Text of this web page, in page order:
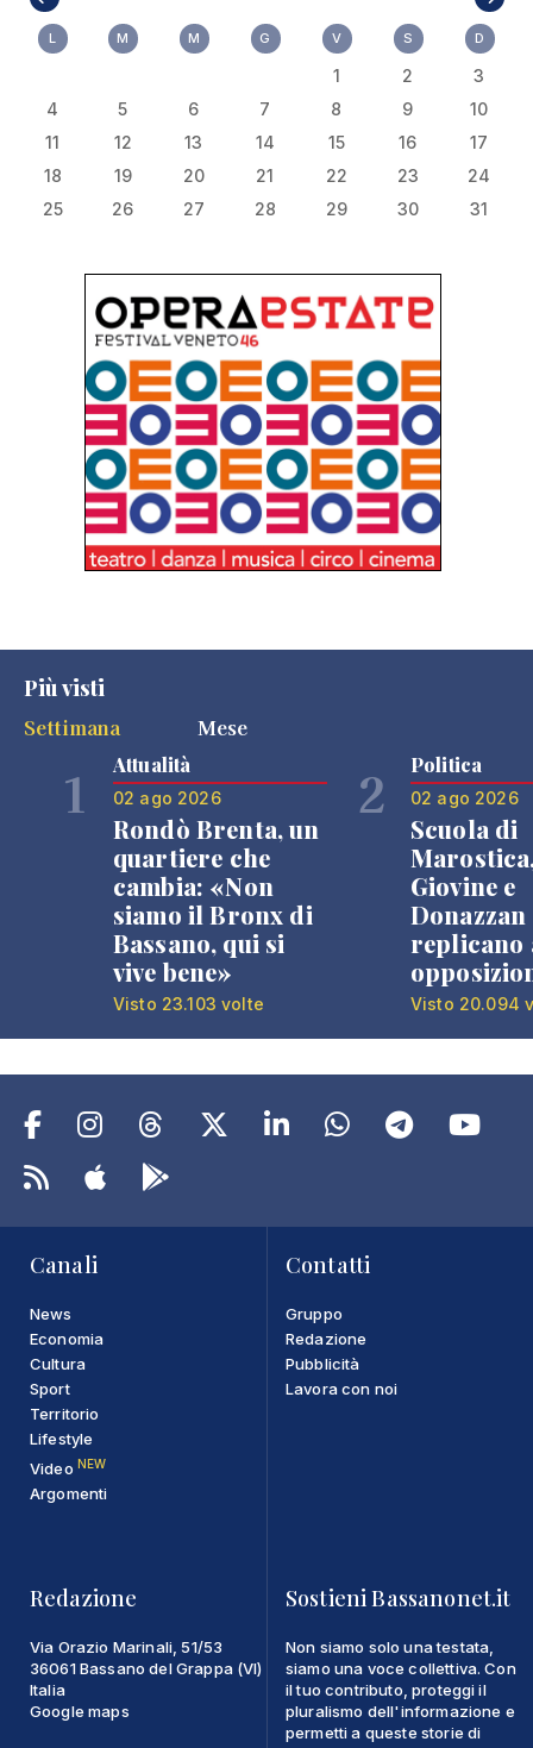
L M M G V S D
1 2
3
4
5 6 7 8 9
10
11
12 13 14 15 16
17
18
19 20 21 22 23
24
25
26 27 28 29 30 31
Più visti
Settimana
Mese
1 Attualità
02 ago 2026
Rondò Brenta, un
quartiere che
cambia: «Non
siamo il Bronx di
Bassano, qui si
vive bene»
Visto 23.103 volte
2 Politica
02 ago 2026
Scuola di
Giovine e
Donazzan
replicano
Visto 20.094
Canali
News
Economia
Cultura
Sport
Territorio
Lifestyle
Video NEW
Argomenti
Contatti
Gruppo
Redazione
Pubblicità
Lavora con noi
Redazione
Via Orazio Marinali, 51/53
36061 Bassano del Grappa (VI)
Italia
Google maps
Sostieni Bassanonet.it
Non siamo solo una testata,
siamo una voce collettiva. Con
il tuo contributo, proteggi il
pluralismo dell'informazione e
permetti a queste storie di